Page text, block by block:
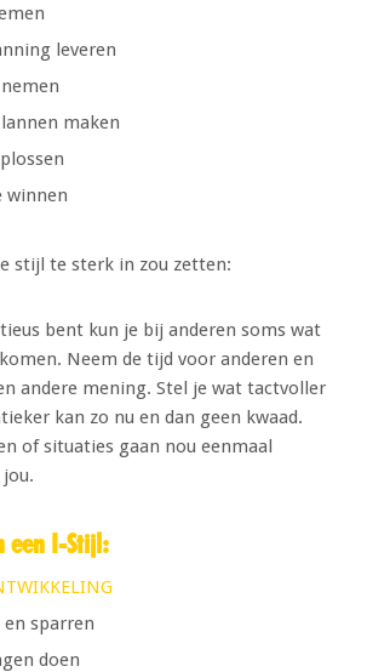
leveren
maken
winnen
stijl te sterk in zou zetten:
bent kun je bij anderen soms wat
Neem de tijd voor anderen en
andere mening. Stel je wat tactvoller
kan zo nu en dan geen kwaad.
of situaties gaan nou eenmaal
een I-Stijl:
sparren
doen